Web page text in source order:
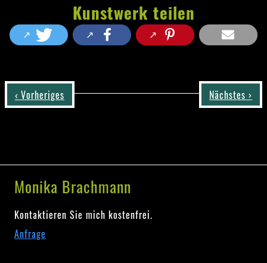
Kunstwerk teilen
‹ Vorheriges Nächstes ›
Monika Brachmann
Kontaktieren Sie mich kostenfrei.
Anfrage